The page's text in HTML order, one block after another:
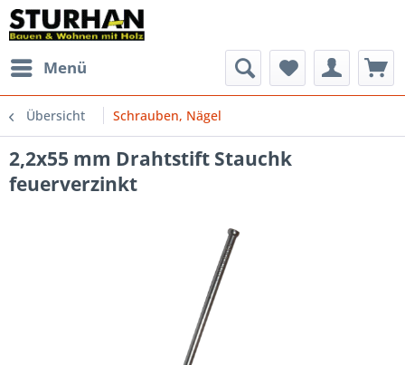
Menü
Übersicht Schrauben, Nägel
2,2x55 mm Drahtstift Stauchk
feuerverzinkt